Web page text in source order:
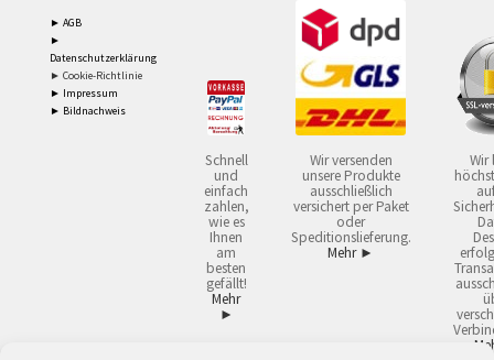
► AGB
►
Datenschutzerklärung
► Cookie-Richtlinie
► Impressum
► Bildnachweis
Schnell
und
einfach
zahlen,
wie es
Ihnen
am
besten
gefällt!
Mehr
►
Wir versenden
unsere Produkte
ausschließlich
versichert per Paket
oder
Speditionslieferung.
Mehr ►
Wir